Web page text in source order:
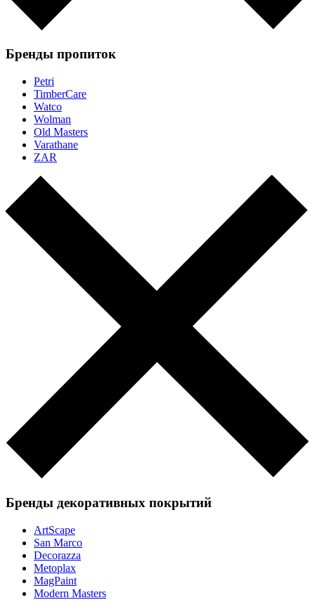
Бренды пропиток
Petri
TimberCare
Watco
Wolman
Old Masters
Varathane
ZAR
Бренды декоративных покрытий
ArtScape
San Marco
Decorazza
Metoplax
MagPaint
Modern Masters